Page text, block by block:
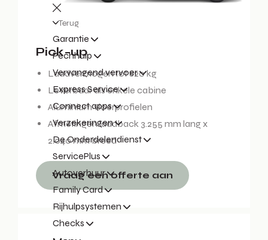
Terug
Garantie
Pechhulp
Vervangend vervoer
Express Service
Connect apps
Verzekeringen
De Onderdelendienst
ServicePlus
Autoverhuur
Family Card
Rijhulpsystemen
Checks
Pick-up
Laadvermogen tot 820 kg
Leverbaar als enkele cabine
Aluminium vloerprofielen
Afmetingen laadback 3.255 mm lang x
2.040 mm breed
Vraag een offerte aan